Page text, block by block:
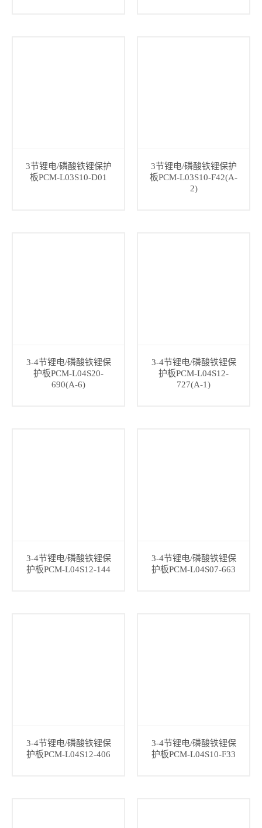
3节锂电/磷酸铁锂保护
板PCM-L03S10-D01
3节锂电/磷酸铁锂保护
板PCM-L03S10-F42(A-
2)
3-4节锂电/磷酸铁锂保
护板PCM-L04S20-
690(A-6)
3-4节锂电/磷酸铁锂保
护板PCM-L04S12-
727(A-1)
3-4节锂电/磷酸铁锂保
护板PCM-L04S12-144
3-4节锂电/磷酸铁锂保
护板PCM-L04S07-663
3-4节锂电/磷酸铁锂保
护板PCM-L04S12-406
3-4节锂电/磷酸铁锂保
护板PCM-L04S10-F33